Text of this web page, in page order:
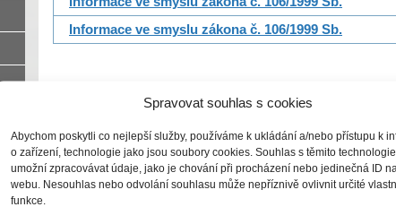
Spravovat souhlas s cookies
Abychom poskytli co nejlepší služby, používáme k ukládání a/nebo přístupu k
o zařízení, technologie jako jsou soubory cookies. Souhlas s těmito
umožní zpracovávat údaje, jako je chování při procházení nebo jedinečná ID
webu. Nesouhlas nebo odvolání souhlasu může nepříznivě ovlivnit určité
funkce.
Informace ve smyslu zákona č. 106/1999 Sb.